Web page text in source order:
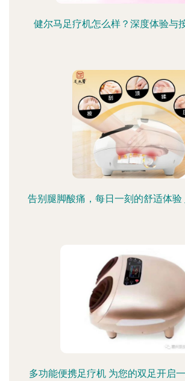
健尔马足疗机怎么样？深度体验与
告别腿脚酸痛，每日一刻的舒适体验
多功能便携足疗机 为您的双足开启